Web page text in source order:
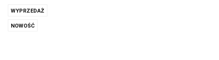
WYPRZEDAŻ
NOWOŚĆ